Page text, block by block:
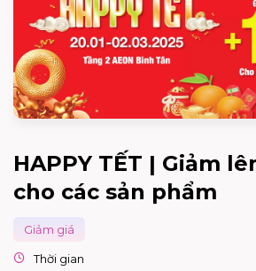
HAPPY TẾT | Giảm
cho các sản phẩm
Giảm giá
Thời gian